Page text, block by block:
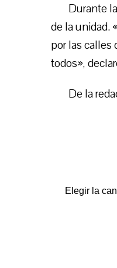
Durante
de la unidad.
por las calles
todos»,
De la